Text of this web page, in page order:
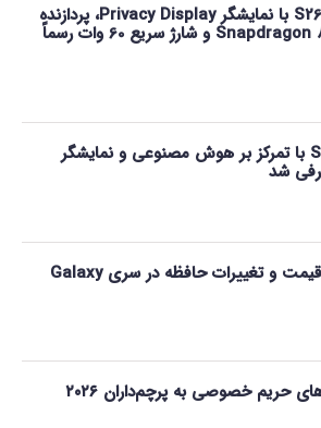
گلکسی S26 Ultra با نمایشگر Privacy Display، پردازنده
Snapdragon 8 Elite Gen 5 و شارژ سریع 60 وات رسماً
گلکسی S26 با تمرکز بر هوش مصنوعی و نمایشگر
شد
افزایش قیمت و تغییرات حافظه در سری Galaxy
نمایشگرهای حریم خصوصی به پرچم‌داران ۲۰۲۶